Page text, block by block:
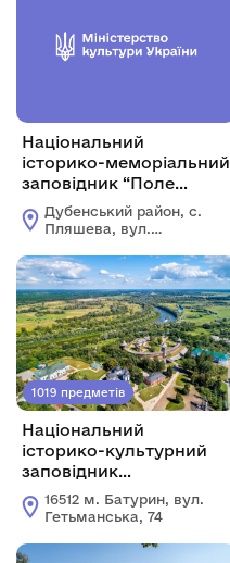
Національний
історико-меморіальний
заповідник “Поле
Берестецької битви”
(МКІП)
Дубенський район, с.
Пляшева, вул.
1019 предметів
Національний
історико-культурний
заповідник
"Гетьманська столиця"
16512 м. Батурин, вул.
Гетьманська, 74